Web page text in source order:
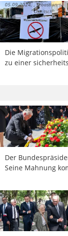
Die
zu einer
05.09.2024,
07 Uhr
Sebastian
Ostritsch
Der
Seine Mahnung
03.09.2024,
11 Uhr
Sebastian
Sasse
01.08.2024,
18 Uhr
Sebastian
Sasse